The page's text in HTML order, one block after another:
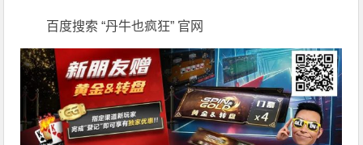
百度搜索 “丹牛也疯狂” 官网